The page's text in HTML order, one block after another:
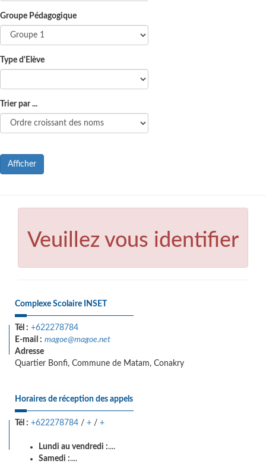
Groupe Pédagogique
Type d'Elève
Trier par ...
Afficher
Veuillez vous identifier
Complexe Scolaire INSET
Tél : +622278784
E-mail : magoe@magoe.net
Adresse
Quartier Bonfi, Commune de Matam, Conakry
Horaires de réception des appels
Tél : +622278784 / + / +
Lundi au vendredi :....
Samedi :....